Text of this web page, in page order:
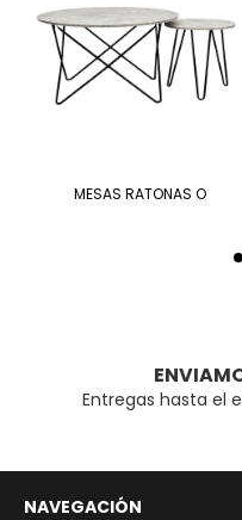
MESAS RATONAS O
Entregas hasta el
NAVEGACIÓN